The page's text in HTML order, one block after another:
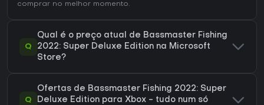
comprar no melhor momento.
Q
Qual é o preço atual de Bassmaster Fishing
2022: Super Deluxe Edition na Microsoft
Store?
Q
Ofertas de Bassmaster Fishing 2022: Super
Deluxe Edition para Xbox - tudo num só